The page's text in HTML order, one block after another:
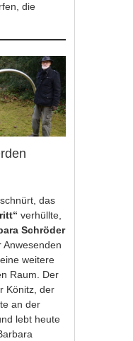
die
das
verhüllte,
Schröder
Anwesenden
weitere
Raum. Der
Könitz, der
an der
lebt heute